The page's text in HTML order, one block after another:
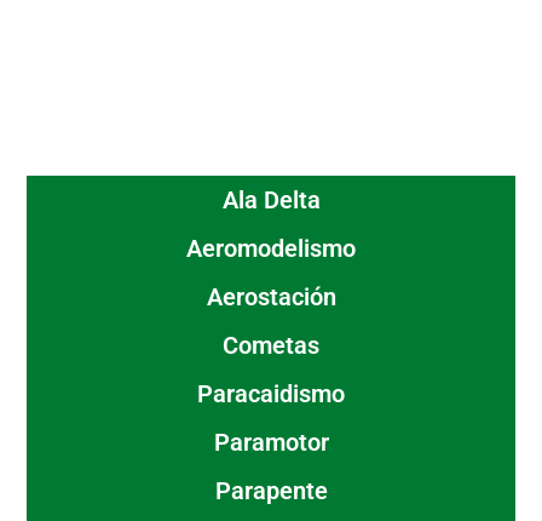
Ala Delta
Aeromodelismo
Aerostación
Cometas
Paracaidismo
Paramotor
Parapente